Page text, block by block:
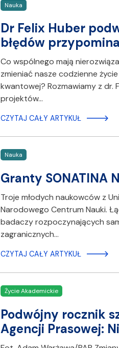
Nauka
Dr Felix Huber
błędów
Co wspólnego mają
zmieniać nasze codzienne
kwantowej? Rozmawiamy z
projektów…
CZYTAJ CAŁY ARTYKUŁ
Nauka
Granty SONATINA
Troje młodych naukowców z
Narodowego Centrum Nauki.
badaczy rozpoczynających
zagranicznych…
CZYTAJ CAŁY ARTYKUŁ
Życie Akademickie
Podwójny rocznik
Agencji Prasowej: